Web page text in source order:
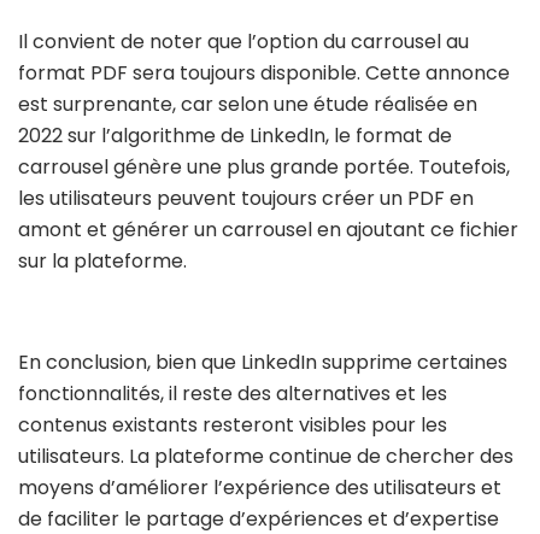
Il convient de noter que l’option du carrousel au
format PDF sera toujours disponible. Cette annonce
est surprenante, car selon une étude réalisée en
2022 sur l’algorithme de LinkedIn, le format de
carrousel génère une plus grande portée. Toutefois,
les utilisateurs peuvent toujours créer un PDF en
amont et générer un carrousel en ajoutant ce fichier
sur la plateforme.
En conclusion, bien que LinkedIn supprime certaines
fonctionnalités, il reste des alternatives et les
contenus existants resteront visibles pour les
utilisateurs. La plateforme continue de chercher des
moyens d’améliorer l’expérience des utilisateurs et
de faciliter le partage d’expériences et d’expertise